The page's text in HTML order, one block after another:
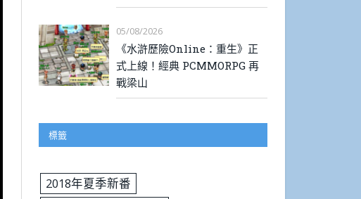
05/08/2026
《水滸歷險Online：重生》正
式上線！經典 PCMMORPG 再
戰梁山
標籤
2018年夏季新番